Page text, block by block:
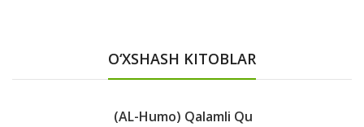
O‘XSHASH KITOBLAR
(AL-Humo) Qalamli Qu